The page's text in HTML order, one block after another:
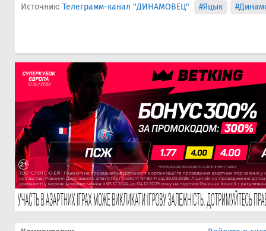
Источник: Телеграмм-канал "ДИНАМОВЕЦ" #Яцык